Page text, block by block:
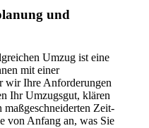
und
Umzug ist eine
mit einer
wir Ihre Anforderungen
Ihr Umzugsgut, klären
maßgeschneiderten Zeit-
von Anfang an, was Sie